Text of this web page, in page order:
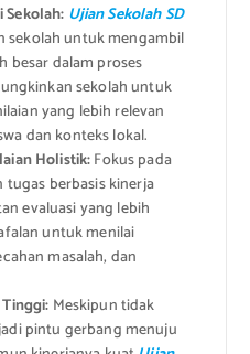
Ujian Sekolah SD
sekolah untuk mengambil
besar dalam proses
sekolah untuk
yang lebih relevan
dan konteks lokal.
Holistik:Fokus pada
berbasis kinerja
evaluasi yang lebih
untuk menilai
masalah, dan
Meskipun tidak
pintu gerbang menuju